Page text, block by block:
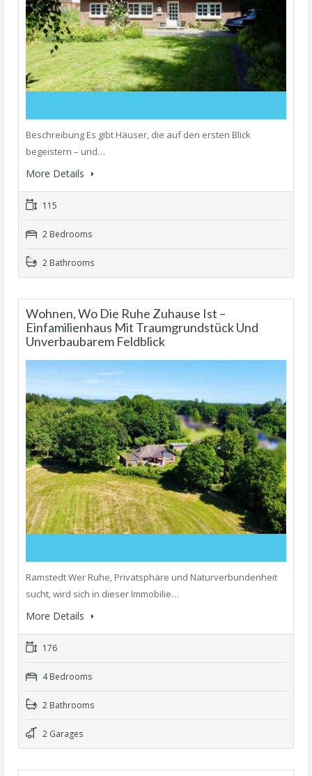
Beschreibung Es gibt Häuser, die auf den ersten Blick
begeistern – und…
More Details
115
2 Bedrooms
2 Bathrooms
Wohnen, Wo Die Ruhe Zuhause Ist –
Einfamilienhaus Mit Traumgrundstück Und
Unverbaubarem Feldblick
Ramstedt Wer Ruhe, Privatsphäre und Naturverbundenheit
sucht, wird sich in dieser Immobilie…
More Details
176
4 Bedrooms
2 Bathrooms
2 Garages